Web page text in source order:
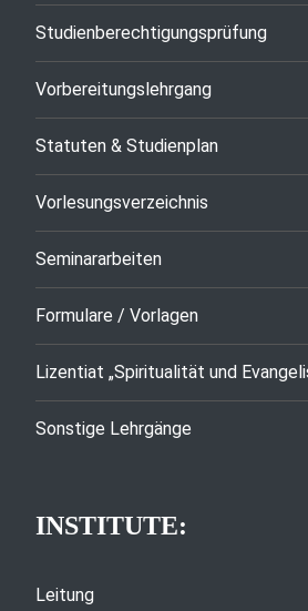
Studienberechtigungsprüfung
Vorbereitungslehrgang
Statuten & Studienplan
Vorlesungsverzeichnis
Seminararbeiten
Formulare / Vorlagen
Lizentiat „Spiritualität und
Sonstige Lehrgänge
INSTITUTE:
Leitung